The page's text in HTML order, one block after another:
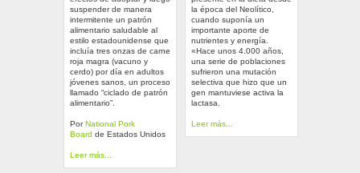
suspender de manera
intermitente un patrón
alimentario saludable al
estilo estadounidense que
incluía tres onzas de carne
roja magra (vacuno y
cerdo) por día en adultos
jóvenes sanos, un proceso
llamado “ciclado de patrón
alimentario”.
PorNational Pork
Board de Estados Unidos
Leer más...
la época del Neolítico,
cuando suponía un
importante aporte de
nutrientes y energía.
«Hace unos 4.000 años,
una serie de poblaciones
sufrieron una mutación
selectiva que hizo que un
gen mantuviese activa la
lactasa.
Leer más...